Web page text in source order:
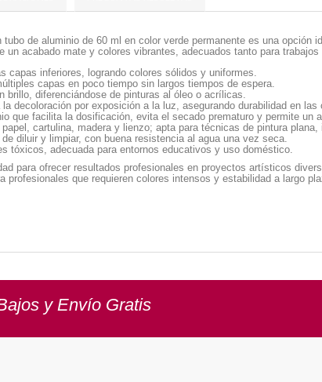
tubo de aluminio de 60 ml en color verde permanente es una
un acabado mate y colores vibrantes, adecuados tanto para
capas inferiores, logrando colores sólidos y uniformes.
capas en poco tiempo sin largos tiempos de espera.
brillo, diferenciándose de pinturas al óleo o acrílicas.
decoloración por exposición a la luz, asegurando durabilidad en las
que facilita la dosificación, evita el secado prematuro y permite un
papel, cartulina, madera y lienzo; apta para técnicas de pintura
diluir y limpiar, con buena resistencia al agua una vez seca.
tóxicos, adecuada para entornos educativos y uso doméstico.
para ofrecer resultados profesionales en proyectos artísticos
profesionales que requieren colores intensos y estabilidad a largo
y Envío Gratis